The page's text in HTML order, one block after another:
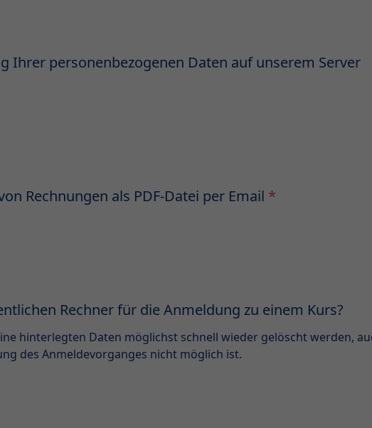
Ihrer personenbezogenen Daten auf unserem Server
Rechnungen als PDF-Datei per Email *
Rechner für die Anmeldung zu einem Kurs?
hinterlegten Daten möglichst schnell wieder gelöscht werden,
des Anmeldevorganges nicht möglich ist.